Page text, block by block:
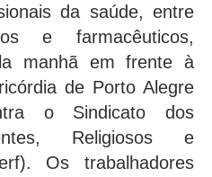
da saúde, entre
e farmacêuticos,
manhã em frente à
de Porto Alegre
o Sindicato dos
Religiosos e
Os trabalhadores